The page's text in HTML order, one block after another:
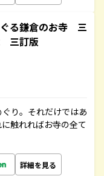
る鎌倉のお寺 三
三訂版
り。それだけではあ
触れればお寺の全て
詳細を見る